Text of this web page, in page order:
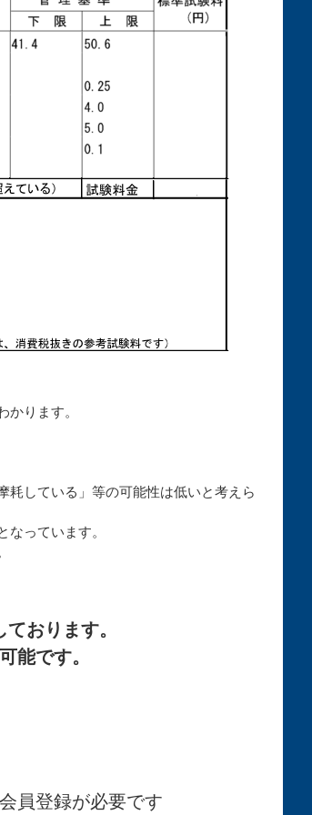
かります。
耗している」等の可能性は低いと考えら
っています。
おります。
能です。
員登録が必要です